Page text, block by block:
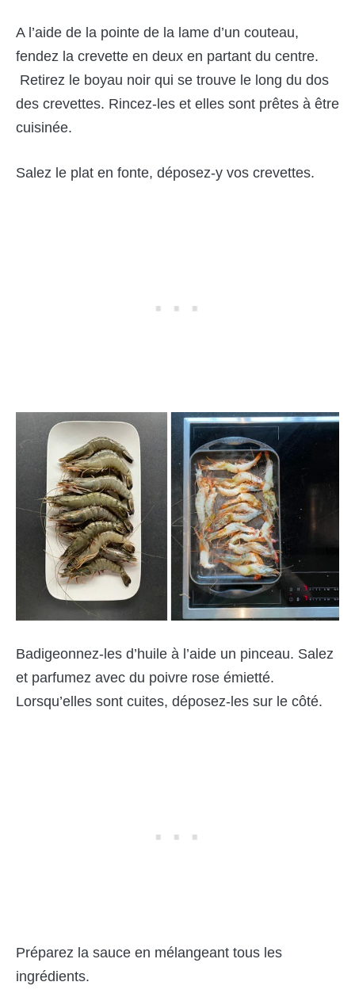
A l’aide de la pointe de la lame d’un couteau,
fendez la crevette en deux en partant du centre.
Retirez le boyau noir qui se trouve le long du dos
des crevettes. Rincez-les et elles sont prêtes à être
cuisinée.
Salez le plat en fonte, déposez-y vos crevettes.
Badigeonnez-les d’huile à l’aide un pinceau. Salez
et parfumez avec du poivre rose émietté.
Lorsqu’elles sont cuites, déposez-les sur le côté.
Préparez la sauce en mélangeant tous les
ingrédients.